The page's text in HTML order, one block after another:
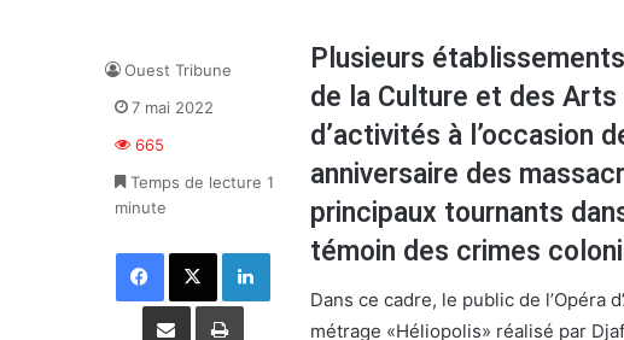
Plusieurs
de la Culture et des
d’activités à l’occasion
anniversaire des
principaux tournants
témoin des crimes
Dans ce cadre, le public de l’Opéra
métrage «Héliopolis» réalisé par
Ouest Tribune
7 mai 2022
665
Temps de lecture 1
minute
Facebook X Linkedin
Partager par email Imprimer